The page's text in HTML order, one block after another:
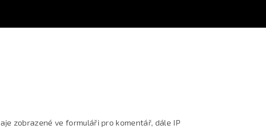
zobrazené ve formuláři pro komentář, dále IP